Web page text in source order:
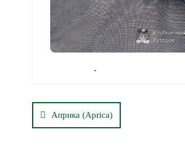
.
поАприка (Aprica)